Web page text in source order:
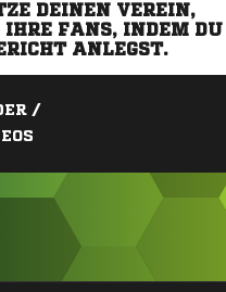
DEINEN VEREIN,
FANS, INDEM DU
ANLEGST.
/